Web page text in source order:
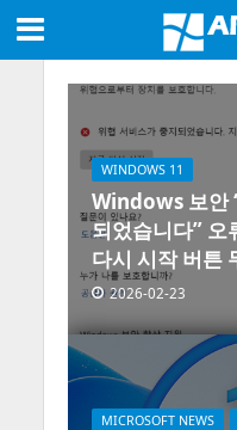
WINDOWS 11
Windows 보안
되었습니다” 오
다시 시작 버튼
2026-02-23
MICROSOFT NEWS